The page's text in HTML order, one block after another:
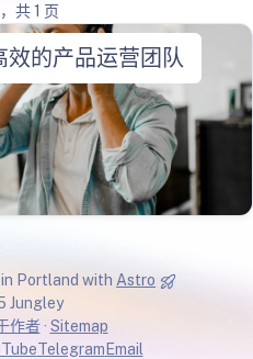
共 1 页
效的产品运营团队
Portland with Astro
Jungley
作者 · Sitemap
Telegram Email